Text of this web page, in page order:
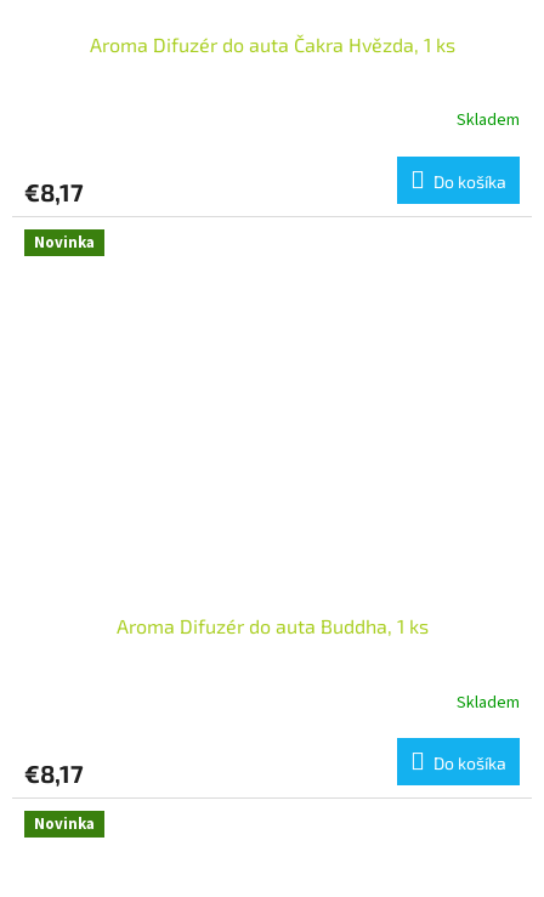
Aroma Difuzér do auta Čakra Hvězda, 1 ks
Skladem
€8,17 Do košíka
Novinka
Aroma Difuzér do auta Buddha, 1 ks
Skladem
€8,17 Do košíka
Novinka